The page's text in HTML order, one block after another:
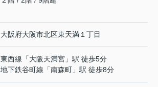
大阪府大阪市北区東天満 １丁目
東西線 「大阪天満宮 」駅 徒歩5分
地下鉄谷町線 「南森町 」駅 徒歩8分